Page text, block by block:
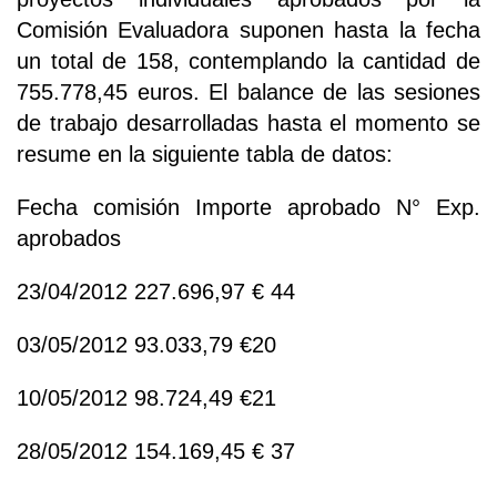
Comisión Evaluadora suponen hasta la fecha
un total de 158, contemplando la cantidad de
755.778,45 euros. El balance de las sesiones
de trabajo desarrolladas hasta el momento se
resume en la siguiente tabla de datos:
Fecha comisión Importe aprobado N° Exp.
aprobados
23/04/2012 227.696,97 € 44
03/05/2012 93.033,79 €20
10/05/2012 98.724,49 €21
28/05/2012 154.169,45 € 37